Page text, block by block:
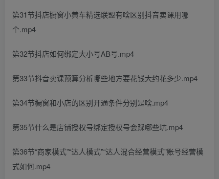
第31节抖店橱窗小黄车精选联盟有啥区别抖音卖课用哪
个.mp4
第32节抖店如何绑定大小号AB号.mp4
第33节抖音卖课预算分析哪些地方要花钱大约花多少.mp4
第34节橱窗和小店的区别开通条件分别是啥.mp4
第35节什么是店铺授权号绑定授权号会踩哪些坑.mp4
第36节“商家模式”“达人模式”“达人混合经营模式”账号经营模
式如何.mp4